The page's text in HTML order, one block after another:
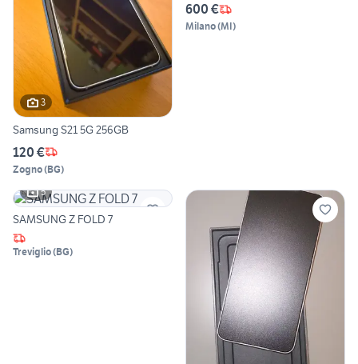
3
Samsung S21 5G 256GB
120 €
Zogno(BG)
600 €
Milano(MI)
5
SAMSUNG Z FOLD 7
Treviglio(BG)